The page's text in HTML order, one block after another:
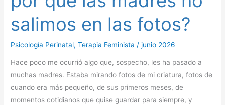
salimos en las fotos?
Psicología Perinatal,Terapia Feminista /junio 2026
Hace poco me ocurrió algo que, sospecho, les ha pasado a
muchas madres. Estaba mirando fotos de mi criatura, fotos de
cuando era más pequeño, de sus primeros meses, de
momentos cotidianos que quise guardar para siempre, y
las
madres
salimos
en
las
fotos?